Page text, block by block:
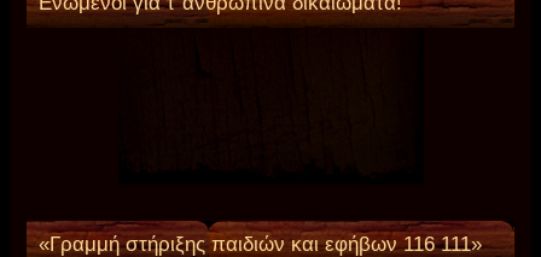
«Γραμμή στήριξης παιδιών και εφήβων 116 111»